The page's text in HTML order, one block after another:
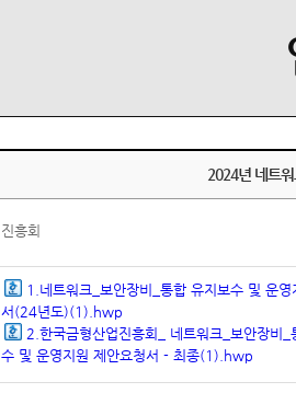
2024년 네트
진흥회
1.네트워크_보안장비_통합 유지보수 및 운영
서(24년도)(1).hwp
2.한국금형산업진흥회_ 네트워크_보안장비_
수 및 운영지원 제안요청서 - 최종(1).hwp